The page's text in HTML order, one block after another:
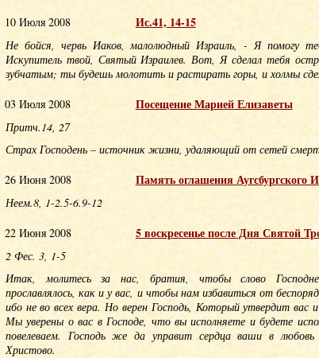
10 Июля 2008
Ис.41, 14-15
Не бойся, червь Иаков, малолюдный Израиль, - Я помогу
Искупитель твой, Святый Израилев. Вот, Я сделал тебя
зубчатым; ты будешь молотить и растирать горы, и холмы
03 Июля 2008
Посещение Марией Елизаветы
Притч.14, 27
Страх Господень – источник жизни, удаляющий от сетей
26 Июня 2008
Память оглашения Аугсбургского
Неем.8, 1-2.5-6.9-12
22 Июня 2008
5 воскресенье после Дня Святой
2 Фес. 3, 1-5
Итак, молитесь за нас, братия, чтобы слово Господне
прославлялось, как и у вас, и чтобы нам избавиться от
ибо не во всех вера. Но верен Господь, Который утвердит вас
Мы уверены о вас в Господе, что вы исполняете и будете
повелеваем. Господь же да управит сердца ваши в
Христово.